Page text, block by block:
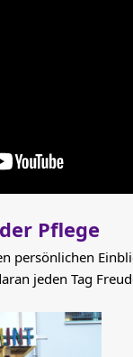
Pflege
persönlichen
jeden Tag